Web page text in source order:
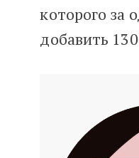
которого за
добавить